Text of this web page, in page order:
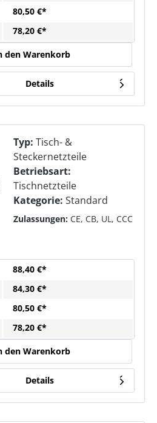
80,50 €*
78,20 €*
den Warenkorb
Details
Typ: Tisch- &
Steckernetzteile
Betriebsart:
Tischnetzteile
Kategorie: Standard
Zulassungen: CE, CB, UL, CCC
88,40 €*
84,30 €*
80,50 €*
78,20 €*
den Warenkorb
Details